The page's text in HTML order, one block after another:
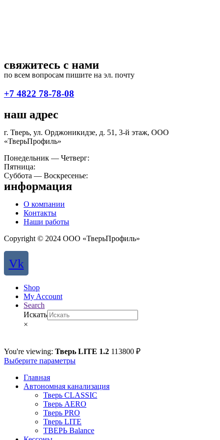
свяжитесь с нами
по всем вопросам пишите на эл. почту
+7 4822 78-78-08
наш адрес
г. Тверь, ул. Орджоникидзе, д. 51, 3-й этаж, ООО
«ТверьПрофиль»
Понедельник — Четверг:
Пятница:
Суббота — Воскресенье:
информация
О компании
Контакты
Наши работы
Copyright © 2024 ООО «ТверьПрофиль»
Vk
Shop
My Account
Search
Искать
×
You're viewing: Тверь LITE 1.2 113800 ₽
Выберите параметры
Главная
Автономная канализация
Тверь CLASSIC
Тверь AERO
Тверь PRO
Тверь LITE
ТВЕРЬ Balance